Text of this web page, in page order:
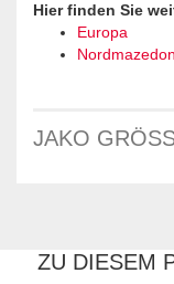
Hier finden Sie
Europa
JAKO
ZU DIESEM